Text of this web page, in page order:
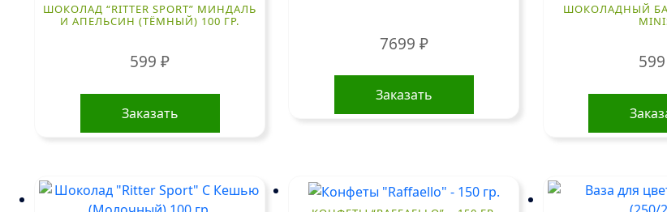
ШОКОЛАД “RITTER SPORT” МИНДАЛЬ
И АПЕЛЬСИН (ТЁМНЫЙ) 100 ГР.
599₽
Заказать
7699 ₽
Заказать
ШОКОЛАДНЫЙ
599